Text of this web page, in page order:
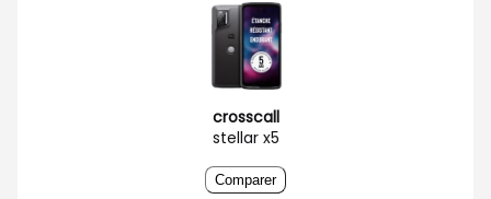
crosscall
stellar x5
Comparer